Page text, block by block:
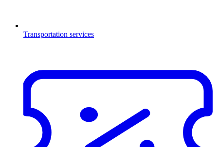
Transportation services